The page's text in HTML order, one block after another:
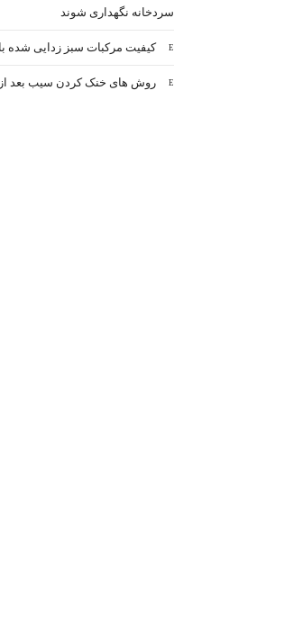
سردخانه نگهداری شوند
کیفیت مرکبات سبز زدایی شده
روش های خنک کردن سیب بعد